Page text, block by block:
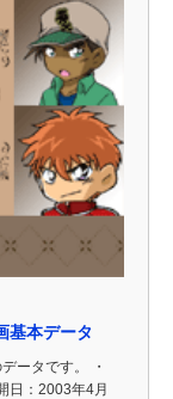
基本データ
ータです。 ・
日：2003年4月